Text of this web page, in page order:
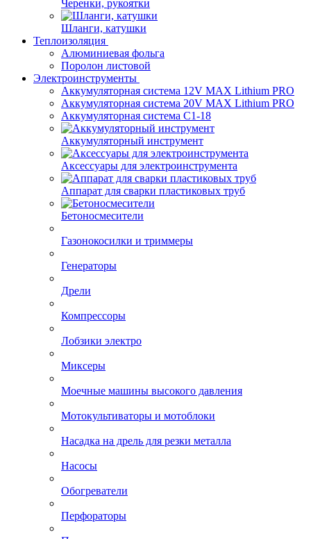
Черенки, рукоятки
Шланги, катушки
Теплоизоляция
Алюминиевая фольга
Поролон листовой
Электроинструменты
Аккумуляторная система 12V MAX Lithium PRO
Аккумуляторная система 20V MAX Lithium PRO
Аккумуляторная система С1-18
Аккумуляторный инструмент
Аксессуары для электроинструмента
Аппарат для сварки пластиковых труб
Бетоносмесители
Газонокосилки и триммеры
Генераторы
Дрели
Компрессоры
Лобзики электро
Миксеры
Моечные машины высокого давления
Мотокультиваторы и мотоблоки
Насадка на дрель для резки металла
Насосы
Обогреватели
Перфораторы